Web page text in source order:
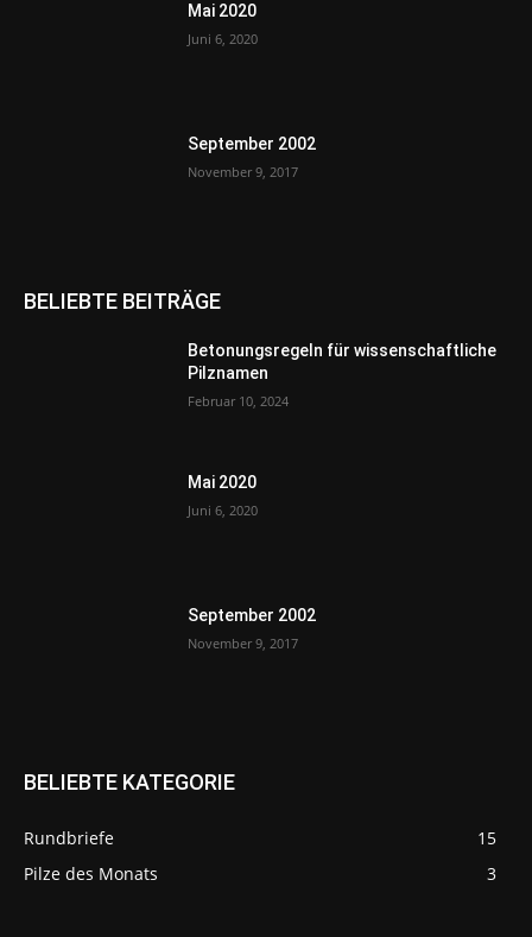
Mai 2020
Juni 6, 2020
September 2002
November 9, 2017
BELIEBTE BEITRÄGE
Betonungsregeln für wissenschaftliche
Pilznamen
Februar 10, 2024
Mai 2020
Juni 6, 2020
September 2002
November 9, 2017
BELIEBTE KATEGORIE
Rundbriefe
15
Pilze des Monats
3